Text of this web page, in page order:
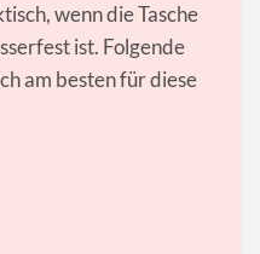
wenn die Tasche
ist. Folgende
am besten für diese